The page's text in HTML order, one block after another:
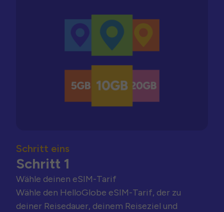
Schritt eins
Schritt 1
Wähle deinen eSIM-Tarif
Wähle den HelloGlobe eSIM-Tarif, der zu
deiner Reisedauer, deinem Reiseziel und